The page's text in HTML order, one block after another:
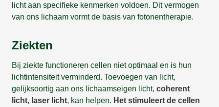
licht aan specifieke kenmerken voldoen. Dit vermogen
van ons lichaam vormt de basis van fotonentherapie.
Ziekten
Bij ziekte functioneren cellen niet optimaal en is hun
lichtintensiteit verminderd. Toevoegen van licht,
gelijksoortig aan ons lichaamseigen licht, coherent
licht, laser licht, kan helpen. Het stimuleert de cellen